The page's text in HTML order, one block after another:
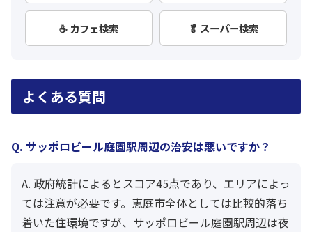
☕ カフェ検索 🥬 スーパー検索
よくある質問
Q. サッポロビール庭園駅周辺の治安は悪いですか？
A. 政府統計によるとスコア45点であり、エリアによっ
ては注意が必要です。恵庭市全体としては比較的落ち
着いた住環境ですが、サッポロビール庭園駅周辺は夜